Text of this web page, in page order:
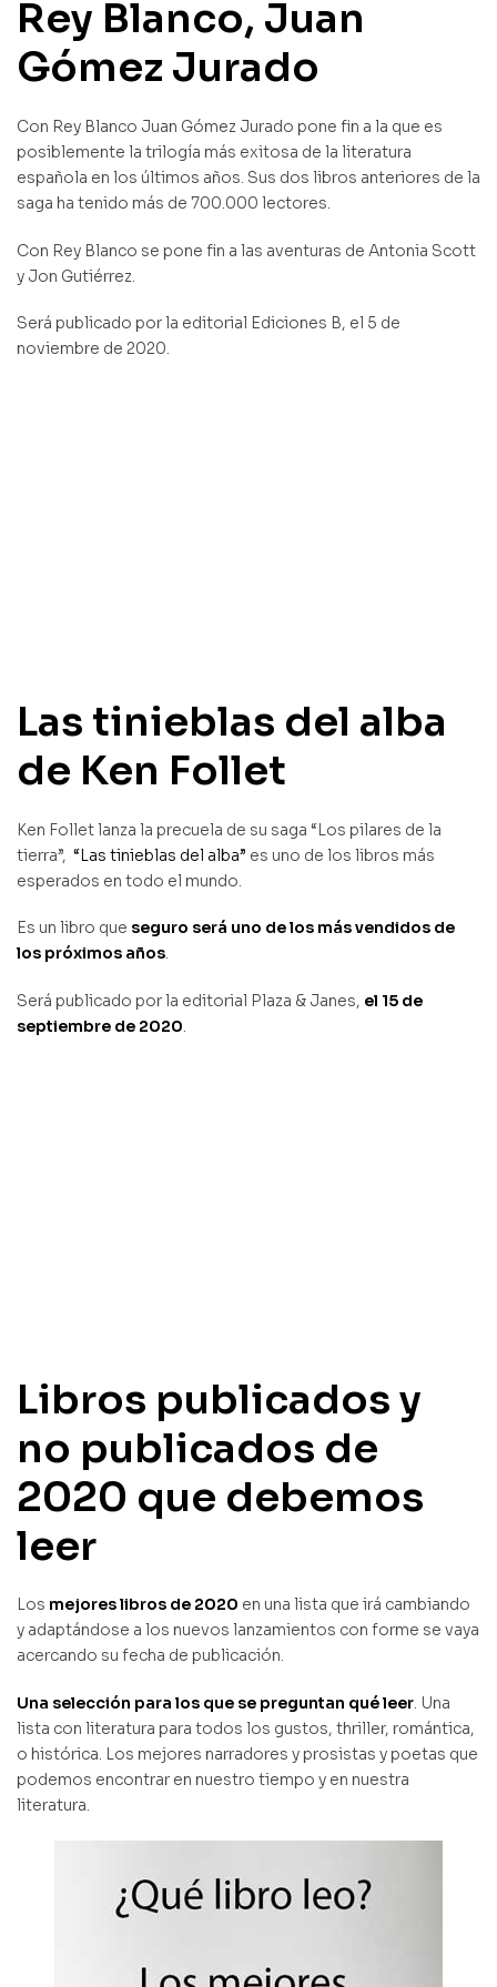
Rey Blanco, Juan
Gómez Jurado
Con Rey Blanco Juan Gómez Jurado pone fin a la que es
posiblemente la trilogía más exitosa de la literatura
española en los últimos años. Sus dos libros anteriores de la
saga ha tenido más de 700.000 lectores.
Con Rey Blanco se pone fin a las aventuras de Antonia Scott
y Jon Gutiérrez.
Será publicado por la editorial Ediciones B, el 5 de
noviembre de 2020.
Las tinieblas del alba
de Ken Follet
Ken Follet lanza la precuela de su saga “Los pilares de la
tierra”, “Las tinieblas del alba” es uno de los libros más
esperados en todo el mundo.
Es un libro que seguro será uno de los más vendidos de
los próximos años.
Será publicado por la editorial Plaza & Janes, el 15 de
septiembre de 2020.
Libros publicados y
no publicados de
2020 que debemos
leer
Los mejores libros de 2020 en una lista que irá cambiando
y adaptándose a los nuevos lanzamientos con forme se vaya
acercando su fecha de publicación.
Una selección para los que se preguntan qué leer. Una
lista con literatura para todos los gustos, thriller, romántica,
o histórica. Los mejores narradores y prosistas y poetas que
podemos encontrar en nuestro tiempo y en nuestra
literatura.